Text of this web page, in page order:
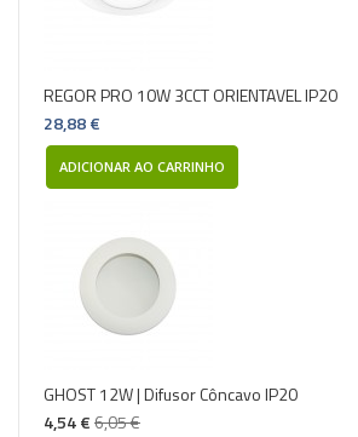
REGOR PRO 10W 3CCT ORIENTAVEL IP20
28,88 €
ADICIONAR AO CARRINHO
GHOST 12W | Difusor Côncavo IP20
4,54 €6,05 €